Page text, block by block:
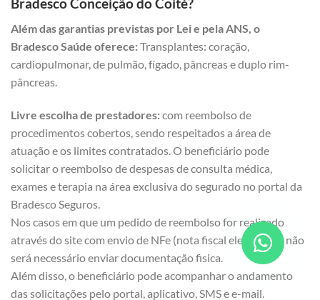
Bradesco Conceição do Coité?
Além das garantias previstas por Lei e pela ANS, o
Bradesco Saúde oferece:Transplantes: coração,
cardiopulmonar, de pulmão, fígado, pâncreas e duplo rim-
pâncreas.
Livre escolha de prestadores:com reembolso de
procedimentos cobertos, sendo respeitados a área de
atuação e os limites contratados. O beneficiário pode
solicitar o reembolso de despesas de consulta médica,
exames e terapia na área exclusiva do segurado no portal da
Bradesco Seguros.
Nos casos em que um pedido de reembolso for realizado
através do site com envio de NFe (nota fiscal eletrônica), não
será necessário enviar documentação fisica.
Além disso, o beneficiário pode acompanhar o andamento
das solicitações pelo portal, aplicativo, SMS e e-mail.